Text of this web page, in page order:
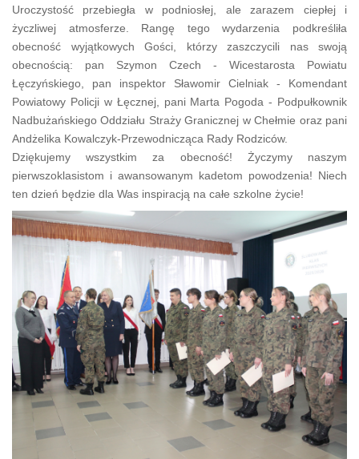
​Uroczystość przebiegła w podniosłej, ale zarazem ciepłej i
życzliwej atmosferze. Rangę tego wydarzenia podkreśliła
obecność wyjątkowych Gości, którzy zaszczycili nas swoją
obecnością: ​pan Szymon Czech - Wicestarosta Powiatu
Łęczyńskiego, ​pan inspektor Sławomir Cielniak - Komendant
Powiatowy Policji w Łęcznej, pani Marta Pogoda - Podpułkownik
Nadbużańskiego Oddziału Straży Granicznej w Chełmie oraz pani
Andżelika Kowalczyk-​Przewodnicząca Rady Rodziców.
​Dziękujemy wszystkim za obecność! Życzymy naszym
pierwszoklasistom i awansowanym kadetom powodzenia! Niech
ten dzień będzie dla Was inspiracją na całe szkolne życie!